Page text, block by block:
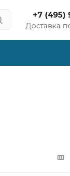
+7 (495)
Доставка